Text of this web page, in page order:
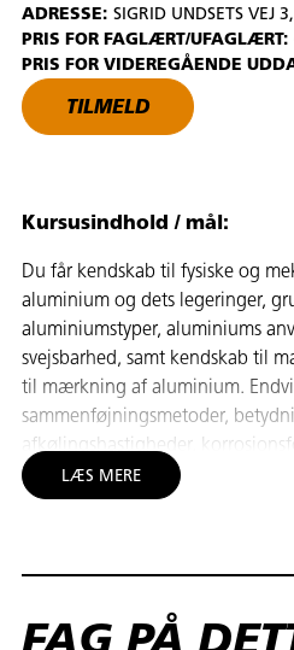
ADRESSE: SIGRID UNDSETS VEJ
PRIS FOR FAGLÆRT/UFAGLÆRT:
PRIS FOR VIDEREGÅENDE
TILMELD
Kursusindhold / mål:
Du får kendskab til fysiske og
aluminium og dets legeringer,
aluminiumstyper, aluminiums
svejsbarhed, samt kendskab til
til mærkning af aluminium.
sammenføjningsmetoder,
afkølingshastigheder,
ikke destruktiv kontrol.
lærer du at vurdere krav til
og svejseprocedurer ud fra en
registrere svejsedata, udfylde
LÆS MERE